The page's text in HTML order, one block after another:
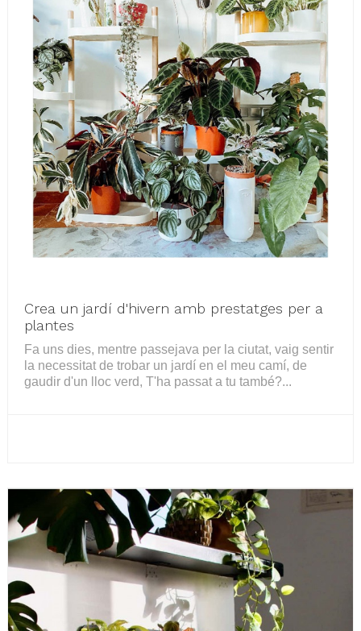
Crea un jardí d'hivern amb prestatges per a
plantes
Fa uns dies, mentre passejava per la ciutat, vaig sentir
la necessitat de trobar un jardí en el meu camí, de
gaudir d'un lloc verd, T'ha passat a tu també?...